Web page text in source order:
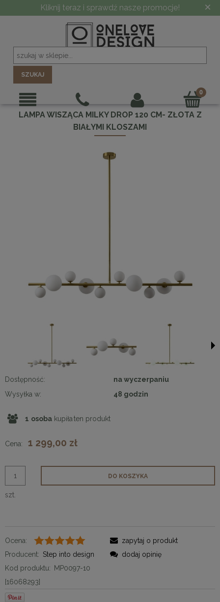
-10% PRZY ZAMÓWIENIU POWYŻEJ 5000 ZŁ ×
SZUKAJ
LAMPA WISZĄCA MILKY DROP 120 CM- ZŁOTA Z
BIAŁYMI KLOSZAMI
Dostępność:
na wyczerpaniu
Wysyłka w:
48 godzin
1 osoba kupiłaten produkt
Cena: 1 299,00 zł
szt.
DO KOSZYKA
Ocena:
Producent: Step into design
Kod produktu:
MP0097-10
[16068293]
zapytaj o produkt
dodaj opinię